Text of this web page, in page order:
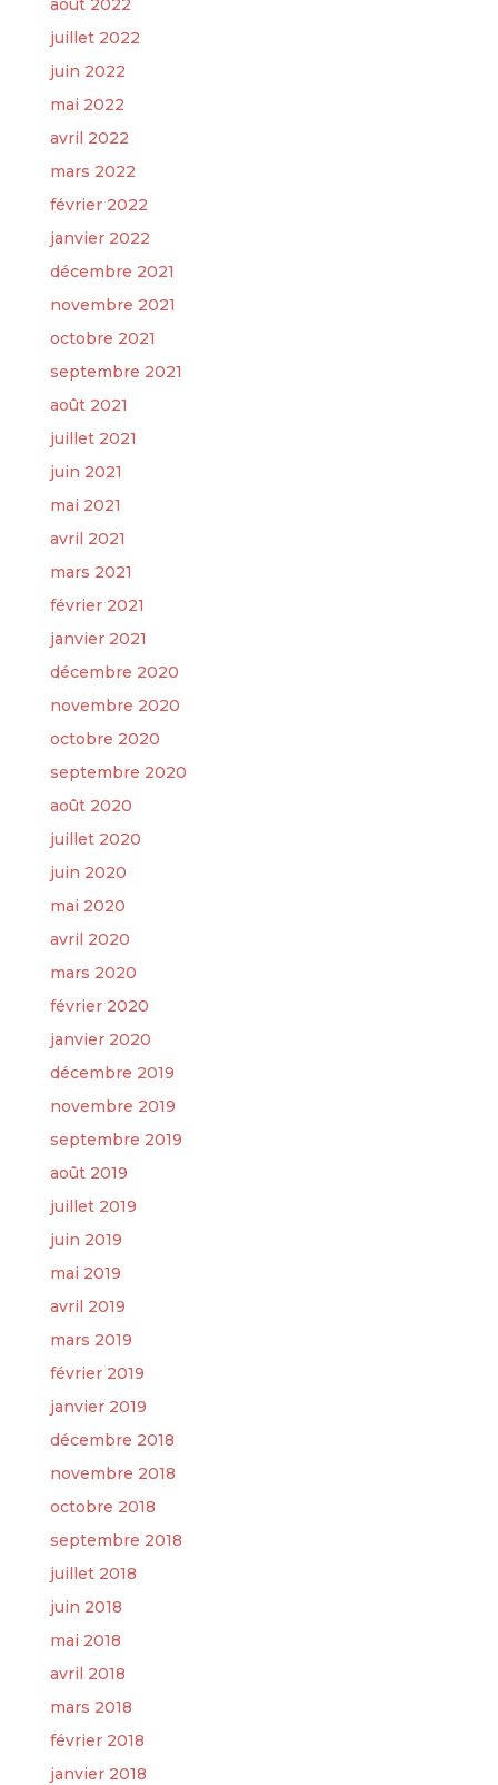
août 2022
juillet 2022
juin 2022
mai 2022
avril 2022
mars 2022
février 2022
janvier 2022
décembre 2021
novembre 2021
octobre 2021
septembre 2021
août 2021
juillet 2021
juin 2021
mai 2021
avril 2021
mars 2021
février 2021
janvier 2021
décembre 2020
novembre 2020
octobre 2020
septembre 2020
août 2020
juillet 2020
juin 2020
mai 2020
avril 2020
mars 2020
février 2020
janvier 2020
décembre 2019
novembre 2019
septembre 2019
août 2019
juillet 2019
juin 2019
mai 2019
avril 2019
mars 2019
février 2019
janvier 2019
décembre 2018
novembre 2018
octobre 2018
septembre 2018
juillet 2018
juin 2018
mai 2018
avril 2018
mars 2018
février 2018
janvier 2018